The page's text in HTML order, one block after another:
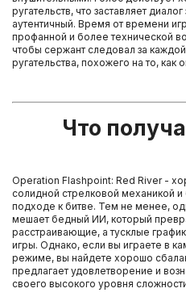
ругательств, что заставляет
аутентичный. Время от времени
профанной и более технической
чтобы сержант следовал за
ругательства, похожего на то,
Что
Operation Flashpoint: Red River -
солидной стрелковой механикой и
подходе к битве. Тем не менее,
мешает бедный ИИ, который
расстраивающие, а тусклые
игры. Однако, если вы играете в
режиме, вы найдете хорошо
предлагает удовлетворение и
своего высокого уровня